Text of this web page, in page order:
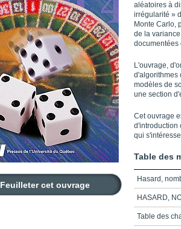
Feuilleter cet ouvrage
aléatoires à
irrégularité »
Monte Carlo,
de la
documentées
L'ouvrage,
d'algorithmes
modèles de
une section
Cet ouvrage
d'introduction
qui
Table des
Hasard,
HASARD,
Table des